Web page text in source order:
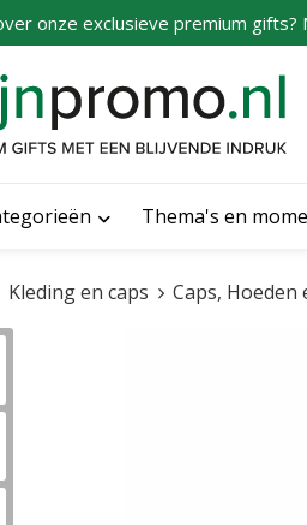
onze exclusieve premium
Thema's en
Kleding en caps Caps, Hoeden